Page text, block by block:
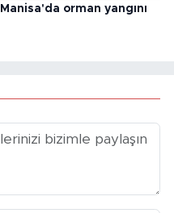
Manisa'da orman yangını